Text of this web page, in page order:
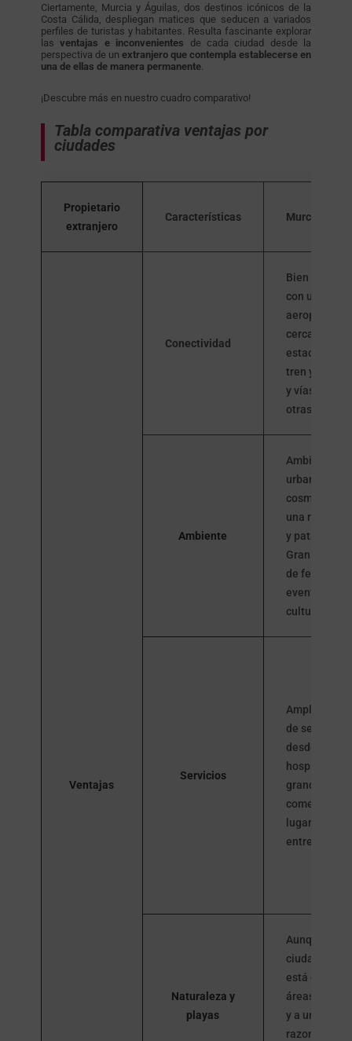
Ciertamente, Murcia y Águilas, dos destinos icónicos de la
Costa Cálida, despliegan matices que seducen a variados
perfiles de turistas y habitantes. Resulta fascinante explorar
lasventajas e inconvenientes de cada ciudad desde la
perspectiva de un extranjero que contempla establecerse en
una de ellas de manera permanente.
¡Descubre más en nuestro cuadro comparativo!
Tabla comparativa ventajas por
ciudades
Propietario
extranjero
Características Murcia
Ventajas
Conectividad
Bien
con un
aeropuerto
cercano,
estaciones
tren y
y vías
otras
Ambiente
Ambiente
urbano y
cosmopolita
una rica
y patrimonio.
Gran
de festivales
eventos
culturales.
Servicios
Amplia
de servicios,
desde
hospitales
grandes
comerciales
lugares de
Naturaleza y
playas
Aunque es
ciudad
está cerca de
áreas
y a una
razonable de